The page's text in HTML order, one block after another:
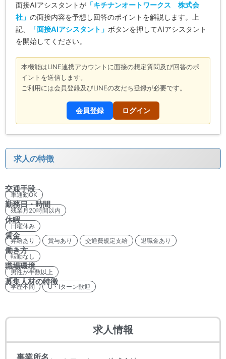
面接AIアシスタントが 「キチナンオートワークス 株式会
社」 の面接内容を予想し回答のポイントを解説します。上
記、
「面接AIアシスタント」 ボタンを押してAIアシスタント
を開始してください。
本機能はLINE連携アカウントに面接の想定質問及び回答のポ
イントを送信します。
ご利用には会員登録及びLINEの友だち登録が必要です。
会員登録 ログイン
求人の特徴
交通手段
車通勤OK
勤務日・時間
残業月20時間以内
休暇
日曜休み
賃金
昇給あり 賞与あり 交通費規定支給 退職金あり
働き方
転勤なし
職場環境
男性が半数以上
募集人材の特徴
学歴不問 U・Iターン歓迎
求人情報
事業所名